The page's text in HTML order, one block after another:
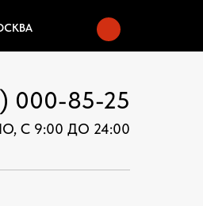
000-85-25
С 9:00 ДО 24:00